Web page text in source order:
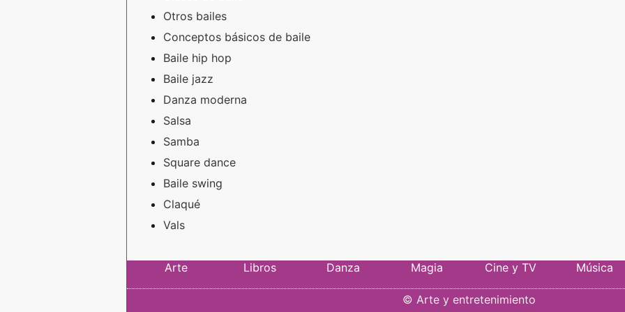
Otros bailes
Conceptos básicos de baile
Baile hip hop
Baile jazz
Danza moderna
Salsa
Samba
Square dance
Baile swing
Claqué
Vals
Arte Libros Danza Magia Cine y TV Música
© Arte y entretenimiento